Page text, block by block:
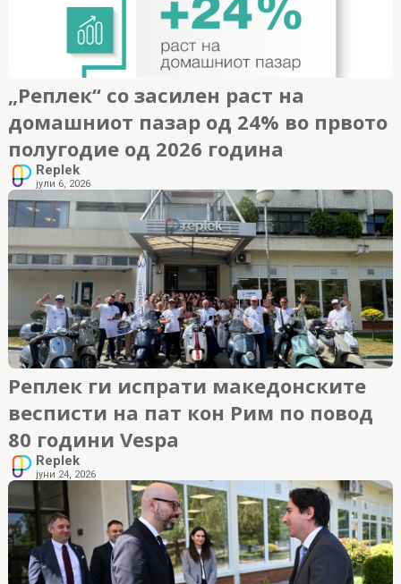
„Реплек“ со засилен раст на
домашниот пазар од 24% во првото
полугодие од 2026 година
Replek
јули 6, 2026
Реплек ги испрати македонските
весписти на пат кон Рим по повод
80 години Vespa
Replek
јуни 24, 2026